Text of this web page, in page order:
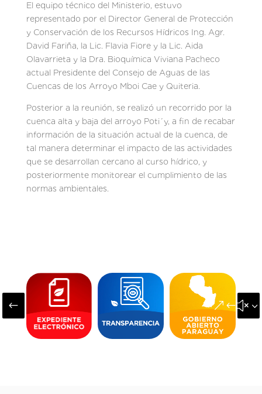
El equipo técnico del Ministerio, estuvo
representado por el Director General de Protección
y Conservación de los Recursos Hídricos Ing. Agr.
David Fariña, la Lic. Flavia Fiore y la Lic. Aida
Olavarrieta y la Dra. Bioquímica Viviana Pacheco
actual Presidente del Consejo de Aguas de las
Cuencas de los Arroyo Mboi Cae y Quiteria.
Posterior a la reunión, se realizó un recorrido por la
cuenca alta y baja del arroyo Poti´y, a fin de recabar
información de la situación actual de la cuenca, de
tal manera determinar el impacto de las actividades
que se desarrollan cercano al curso hídrico, y
posteriormente monitorear el cumplimiento de las
normas ambientales.
#